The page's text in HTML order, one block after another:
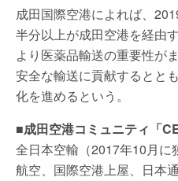
成田国際空港によれば、
半分以上が成田空港を経由
より医薬品輸送の重要性が
安全な輸送に貢献するとと
化を進めるという。
■成田空港コミュニティ「
全日本空輸（2017年10月に
航空、国際空港上屋、日本